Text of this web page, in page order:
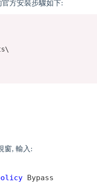
方安裝步驟如下:
窗, 輸入:
Bypass